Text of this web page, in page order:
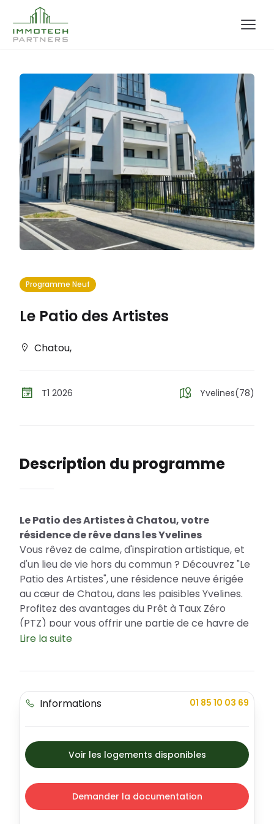
Programme Neuf
Le Patio des Artistes
Chatou,
T1 2026 Yvelines(78)
Description du programme
Le Patio des Artistes à Chatou, votre
résidence de rêve dans les Yvelines
Vous rêvez de calme, d'inspiration artistique, et
d'un lieu de vie hors du commun ? Découvrez "Le
Patio des Artistes", une résidence neuve érigée
au cœur de Chatou, dans les paisibles Yvelines.
Profitez des avantages du Prêt à Taux Zéro
(PTZ) pour vous offrir une partie de ce havre de
paix. Ce programme immobilier haut de gamme,
différentes typologies d'appartements.
Chatou, une ville vivante et culturelle aux
portes de Paris
commune à taille humaine offre un
environnement sécurisé et agréable pour tous.
Le Patio des Artistes est idéalement situé, à
proximité de toutes les commodités : écoles,
commerces, parcs et espaces de sport, ce qui
Lire la suite
Informations 01 85 10 03 69
Voir les logements disponibles
Demander la documentation